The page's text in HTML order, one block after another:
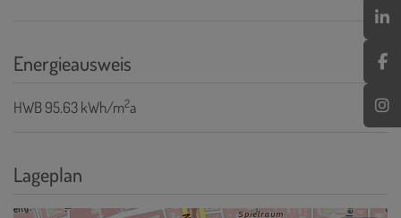
Energieausweis
HWB95.63 kWh/m2a
Lageplan